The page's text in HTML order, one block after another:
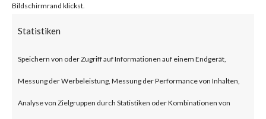
Bildschirmrand klickst.
Statistiken
Speichern von oder Zugriff auf Informationen auf einem Endgerät,
Messung der Werbeleistung, Messung der Performance von Inhalten,
Analyse von Zielgruppen durch Statistiken oder Kombinationen von
vulnerability that affects
WinRAR before version 6.23.
The vulnerability allows threat